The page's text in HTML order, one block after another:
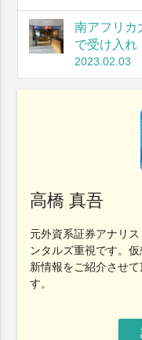
南アフリカ
で受け入れ
2023.02.03
高橋 真吾
元外資系証券アナリ
ンタルズ重視です。
新情報をご紹介させ
す。